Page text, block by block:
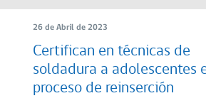
26 de Abril de 2023
Certifican en técnicas de
soldadura a adolescentes
proceso de reinserción